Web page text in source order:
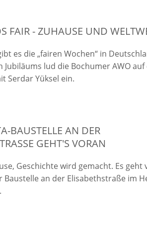
FAIR - ZUHAUSE UND
es die „fairen Wochen“ in
Jubiläums lud die Bochumer AWO auf
Serdar Yüksel ein.
BAUSTELLE AN DER
GEHT'S VORAN
Geschichte wird gemacht. Es geht
Baustelle an der Elisabethstraße im